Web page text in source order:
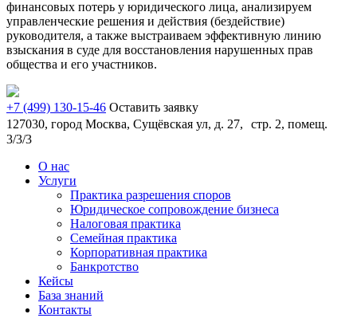
финансовых потерь у юридического лица, анализируем
управленческие решения и действия (бездействие)
руководителя, а также выстраиваем эффективную линию
взыскания в суде для восстановления нарушенных прав
общества и его участников.
+7 (499) 130-15-46 Оставить заявку
127030, город Москва, Сущёвская ул, д. 27, стр. 2, помещ.
3/3/3
О нас
Услуги
Практика разрешения споров
Юридическое сопровождение бизнеса
Налоговая практика
Семейная практика
Корпоративная практика
Банкротство
Кейсы
База знаний
Контакты